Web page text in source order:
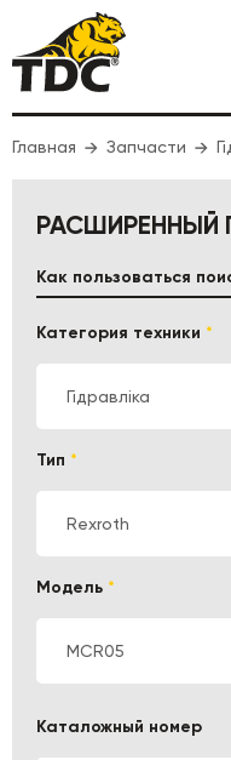
Главная Запчасти
РАСШИРЕННЫЙ
Категория техники *
Гідравліка
Тип *
Rexroth
Модель *
MCR05
Каталожный номер
Как пользоваться